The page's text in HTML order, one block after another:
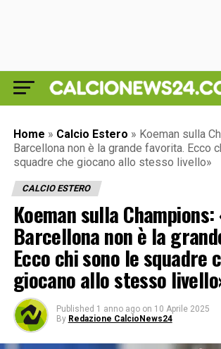
Home » Calcio Estero » Koeman sulla
Barcellona non è la grande favorita. Ecco
squadre che giocano allo stesso livello»
CALCIO ESTERO
Koeman sulla
Barcellona non è la
Ecco chi sono le squadre
giocano allo stesso
Published 1 anno ago on 10 Aprile 2025
By Redazione CalcioNews24